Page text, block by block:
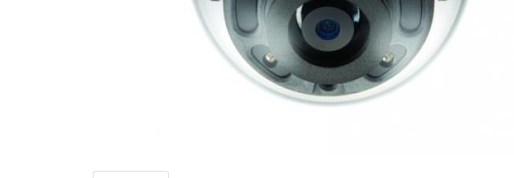
4MP вандалоустойчива IP камера с IR осветление до 30м